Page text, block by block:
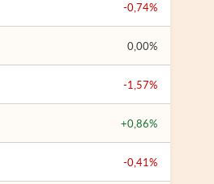
-0,74%
0,00%
-1,57%
+0,86%
-0,41%